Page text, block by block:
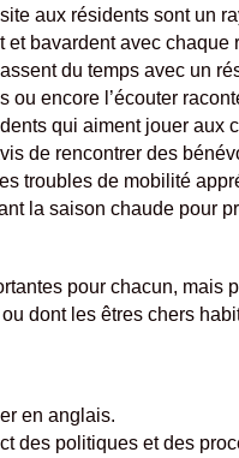
aux résidents sont un
et bavardent avec
du temps avec un
ou encore l’écouter
qui aiment jouer aux
de rencontrer des
troubles de mobilité
la saison chaude pour
pour chacun, mais
dont les êtres chers
en anglais.
des politiques et des